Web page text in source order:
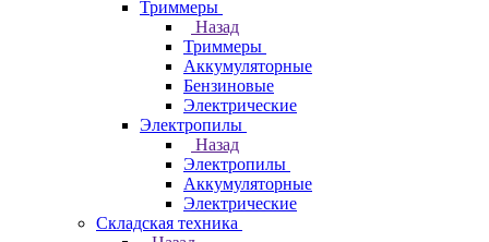
Триммеры
Назад
Триммеры
Аккумуляторные
Бензиновые
Электрические
Электропилы
Назад
Электропилы
Аккумуляторные
Электрические
Складская техника